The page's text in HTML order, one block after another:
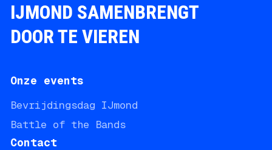
IJMOND SAMENBRENGT
DOOR TE VIEREN
Onze events
Bevrijdingsdag IJmond
Battle of the Bands
Contact